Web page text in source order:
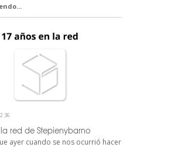
red de Stepienybarno
ayer cuando se nos ocurrió hacer